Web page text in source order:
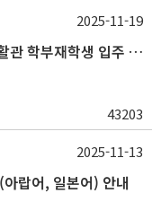
(11/24~28) 2026학년도 관악학생생활관 학부재학생 입주 신청 일정 안내
43203
2025-11-19
랍어, 일본어) 안내
2025-11-13